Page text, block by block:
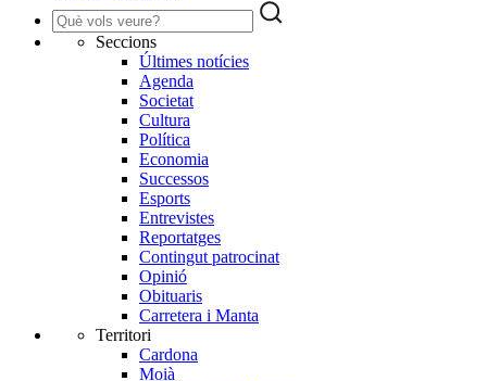
Seccions
Últimes notícies
Agenda
Societat
Cultura
Política
Economia
Successos
Esports
Entrevistes
Reportatges
Contingut patrocinat
Opinió
Obituaris
Carretera i Manta
Territori
Cardona
Moià